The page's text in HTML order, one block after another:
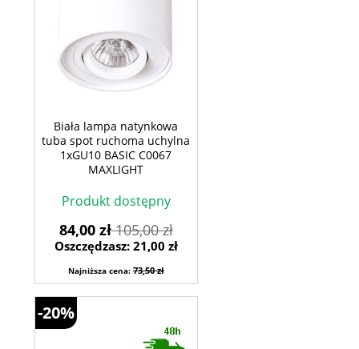
Biała lampa natynkowa
tuba spot ruchoma uchylna
1xGU10 BASIC C0067
MAXLIGHT
Produkt dostępny
84,00 zł105,00 zł
Oszczędzasz: 21,00 zł
Najniższa cena:73,50 zł
-20%